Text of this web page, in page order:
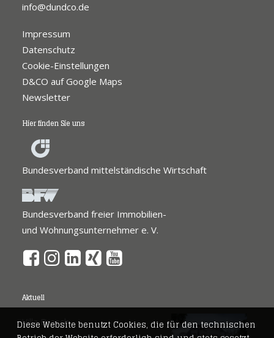
info@dundco.de
Impressum
Datenschutz
Cookie-Einstellungen
D&CO auf Google Maps
Newsletter
Hier finden Sie uns
Bundesverband mittelständische Wirtschaft
Bundesverband freier Immobilien-
und Wohnungsunternehmer e. V.
Aktuell
Villa Brasch
Diese Website benutzt Cookies, die für den technischen